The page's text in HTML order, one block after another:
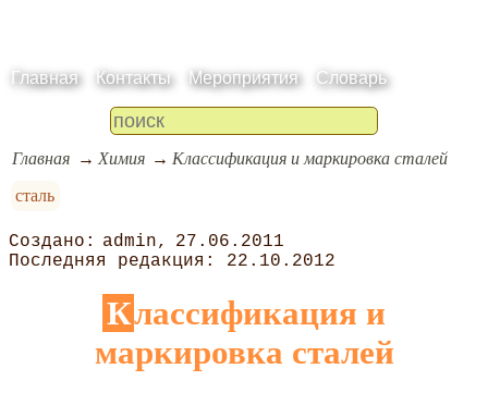
Главная Контакты Мероприятия Словарь
Главная Химия
Классификация и маркировка сталей
сталь
admin
27.06.2011
22.10.2012
Классификация и
маркировка сталей